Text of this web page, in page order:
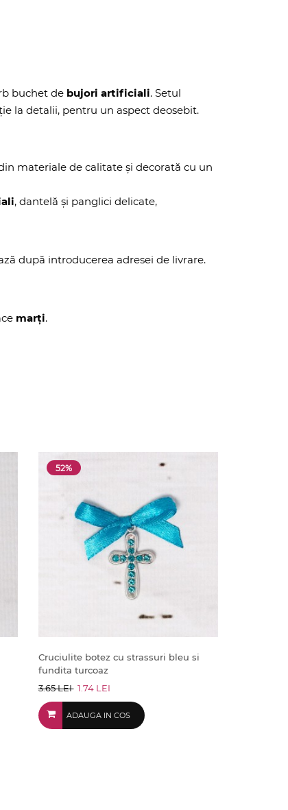
buchet de bujori artificiali. Setul
la detalii, pentru un aspect deosebit.
materiale de calitate și decorată cu un
, dantelă și panglici delicate,
după introducerea adresei de livrare.
marți.
52%
Cruciulite botez cu strassuri bleu si
fundita turcoaz
3.65 LEI 1.74 LEI
ADAUGA IN COS